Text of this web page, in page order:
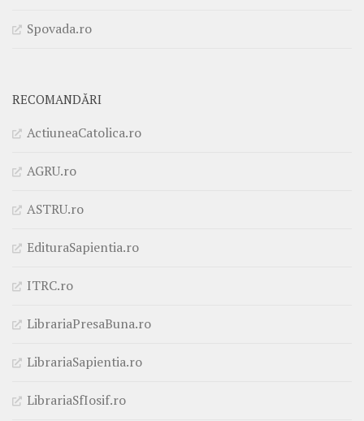
Spovada.ro
RECOMANDĂRI
ActiuneaCatolica.ro
AGRU.ro
ASTRU.ro
EdituraSapientia.ro
ITRC.ro
LibrariaPresaBuna.ro
LibrariaSapientia.ro
LibrariaSfIosif.ro